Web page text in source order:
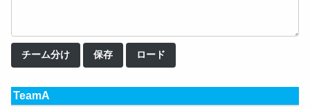
チーム分け 保存 ロード
TeamA